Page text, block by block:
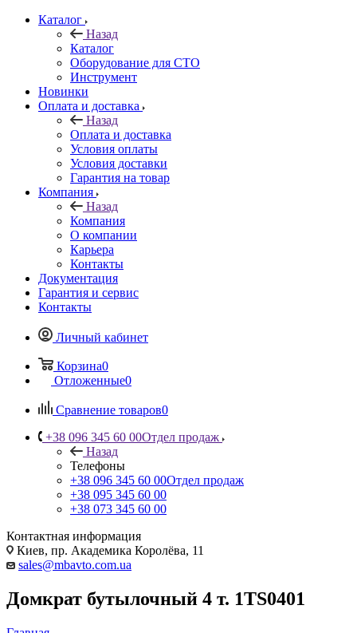
Каталог
Назад
Каталог
Оборудование для СТО
Инструмент
Новинки
Оплата и доставка
Назад
Оплата и доставка
Условия оплаты
Условия доставки
Гарантия на товар
Компания
Назад
Компания
О компании
Карьера
Контакты
Документация
Гарантия и сервис
Контакты
Личный кабинет
Корзина0
Отложенные0
Сравнение товаров0
+38 096 345 60 00Отдел продаж
Назад
Телефоны
+38 096 345 60 00Отдел продаж
+38 095 345 60 00
+38 073 345 60 00
Контактная информация
Киев, пр. Академика Королёва, 11
sales@mbavto.com.ua
Домкрат бутылочный 4 т. 1TS0401